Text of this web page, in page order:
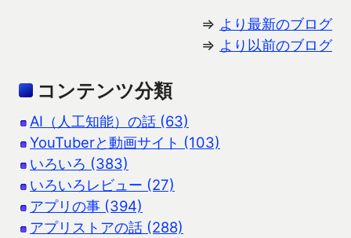
⇒ より最新のブログ
⇒ より以前のブログ
コンテンツ分類
AI（人工知能）の話 (63)
YouTuberと動画サイト (103)
いろいろ (383)
いろいろレビュー (27)
アプリの事 (394)
アプリストアの話 (288)